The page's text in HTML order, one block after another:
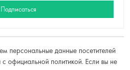
персональные данные посетителей
с официальной политикой. Если вы не